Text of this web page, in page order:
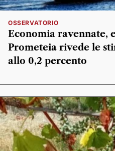
OSSERVATORIO
Economia ravennate,
Prometeia rivede le
allo 0,2 percento